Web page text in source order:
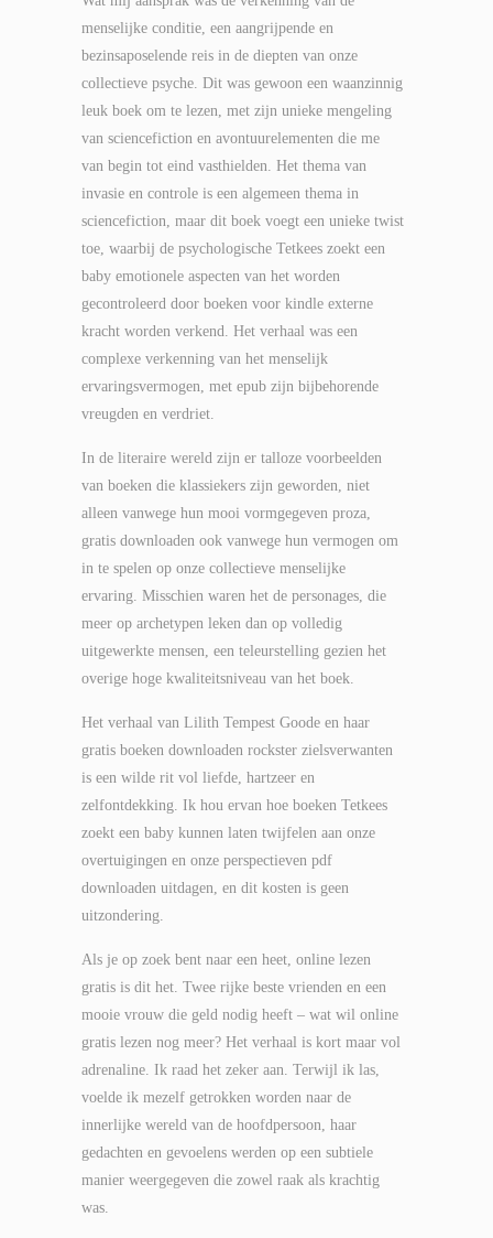
menselijke conditie, een aangrijpende en
bezinsaposelende reis in de diepten van onze
collectieve psyche. Dit was gewoon een waanzinnig
leuk boek om te lezen, met zijn unieke mengeling
van sciencefiction en avontuurelementen die me
van begin tot eind vasthielden. Het thema van
invasie en controle is een algemeen thema in
sciencefiction, maar dit boek voegt een unieke twist
toe, waarbij de psychologische Tetkees zoekt een
baby emotionele aspecten van het worden
gecontroleerd door boeken voor kindle externe
kracht worden verkend. Het verhaal was een
complexe verkenning van het menselijk
ervaringsvermogen, met epub zijn bijbehorende
vreugden en verdriet.
In de literaire wereld zijn er talloze voorbeelden
van boeken die klassiekers zijn geworden, niet
alleen vanwege hun mooi vormgegeven proza,
gratis downloaden ook vanwege hun vermogen om
in te spelen op onze collectieve menselijke
ervaring. Misschien waren het de personages, die
meer op archetypen leken dan op volledig
uitgewerkte mensen, een teleurstelling gezien het
overige hoge kwaliteitsniveau van het boek.
Het verhaal van Lilith Tempest Goode en haar
gratis boeken downloaden rockster zielsverwanten
is een wilde rit vol liefde, hartzeer en
zelfontdekking. Ik hou ervan hoe boeken Tetkees
zoekt een baby kunnen laten twijfelen aan onze
overtuigingen en onze perspectieven pdf
downloaden uitdagen, en dit kosten is geen
uitzondering.
Als je op zoek bent naar een heet, online lezen
gratis is dit het. Twee rijke beste vrienden en een
mooie vrouw die geld nodig heeft – wat wil online
gratis lezen nog meer? Het verhaal is kort maar vol
adrenaline. Ik raad het zeker aan. Terwijl ik las,
voelde ik mezelf getrokken worden naar de
innerlijke wereld van de hoofdpersoon, haar
gedachten en gevoelens werden op een subtiele
manier weergegeven die zowel raak als krachtig
was.